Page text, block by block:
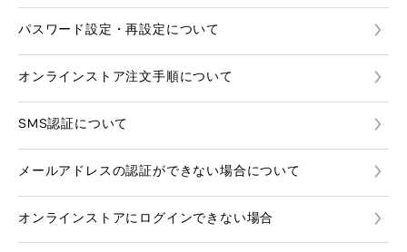
パスワード設定・再設定について
オンラインストア注文手順について
SMS認証について
メールアドレスの認証ができない場合について
オンラインストアにログインできない場合